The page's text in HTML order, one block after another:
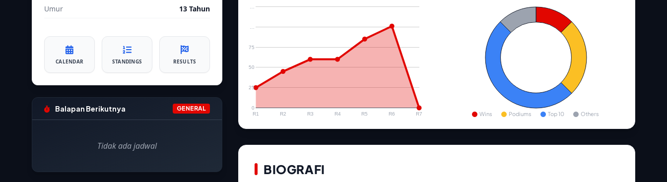
Umur 13 Tahun
CALENDAR STANDINGS RESULTS
Balapan Berikutnya GENERAL
Tidak ada jadwal
R1 R2 R3 R4 R5 R6 R7
0
25
50
75
Wins Podiums Top 10 Others
BIOGRAFI